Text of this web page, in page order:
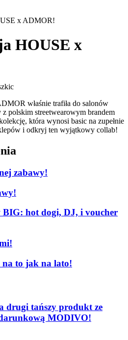
x ADMOR!
HOUSE x
właśnie trafiła do salonów
z polskim streetwearowym brandem
która wynosi basic na zupełnie
i odkryj ten wyjątkowy collab!
zabawy!
BIG: hot dogi, DJ, i voucher
na to jak na lato!
drugi tańszy produkt ze
MODIVO!